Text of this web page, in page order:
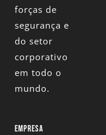
forças de
segurança e
do setor
corporativo
em todo o
mundo.
EMPRESA